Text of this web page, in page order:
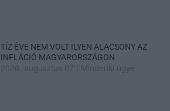
TÍZ ÉVE NEM VOLT ILYEN ALACSONY AZ
INFLÁCIÓ MAGYARORSZÁGON
2026. augusztus 07 Mindenki ügye